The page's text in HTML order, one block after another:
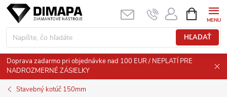
Prejsť
obsah
HĽADAŤ
KOŠÍK
Doprava zadarmo pri objednávke nad 100 EUR / NEPLATÍ PRE
NADROZMERNÉ ZÁSIELKY
Stavebný kotúč 150mm